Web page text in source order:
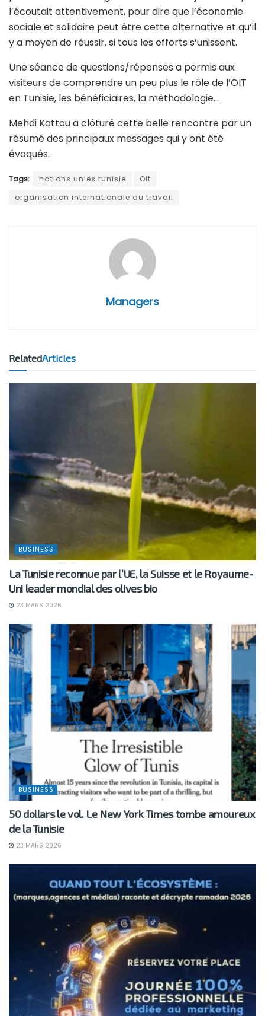
l’écoutait attentivement, pour dire que l’économie
sociale et solidaire peut être cette alternative et qu’il
y a moyen de réussir, si tous les efforts s’unissent.
Une séance de questions/réponses a permis aux
visiteurs de comprendre un peu plus le rôle de l’OIT
en Tunisie, les bénéficiaires, la méthodologie…
Mehdi Kattou a clôturé cette belle rencontre par un
résumé des principaux messages qui y ont été
évoqués.
Tags: nations unies tunisie
Oit
organisation internationale du travail
Managers
RelatedArticles
BUSINESS
La Tunisie reconnue par l’UE, la Suisse et le Royaume-
Uni leader mondial des olives bio
23 MARS 2026
BUSINESS
50 dollars le vol. Le New York Times tombe amoureux
de la Tunisie
23 MARS 2026